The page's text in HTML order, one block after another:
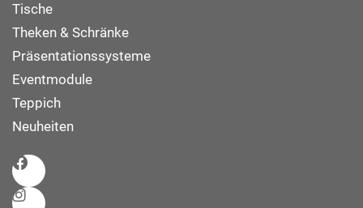
Tische
Theken & Schränke
Präsentationssysteme
Eventmodule
Teppich
Neuheiten